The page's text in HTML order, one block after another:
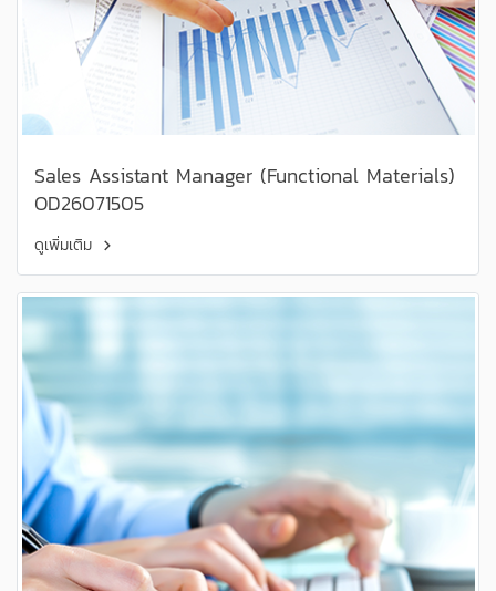
Sales Assistant Manager (Functional Materials)
OD26071505
ดูเพิ่มเติม